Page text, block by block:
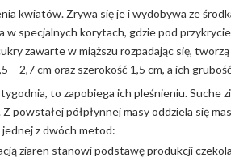
kwiatów. Zrywa się je i wydobywa ze
w specjalnych korytach, gdzie pod
zawarte w miąższu rozpadając się,
2,7 cm oraz szerokość 1,5 cm, a ich
to zapobiega ich pleśnieniu. Suche
półpłynnej masy oddziela się
jednej z dwóch metod:
ziaren stanowi podstawę produkcji